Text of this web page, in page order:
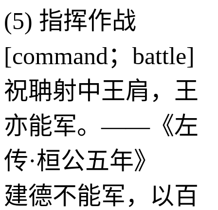
(5) 指挥作战
[command；battle]
祝聃射中王肩，王
亦能军。——《左
传·桓公五年》
建德不能军，以百